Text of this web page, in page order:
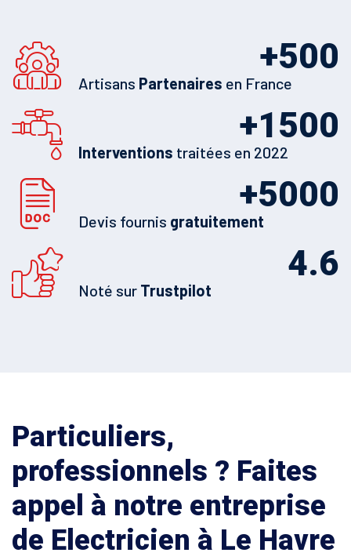
500
+
Artisans Partenaires en France
1500
+
Interventions traitées en 2022
5000
+
Devis fournis gratuitement
4.6
Noté sur Trustpilot
Particuliers,
professionnels ? Faites
appel à notre entreprise
de Electricien à Le Havre